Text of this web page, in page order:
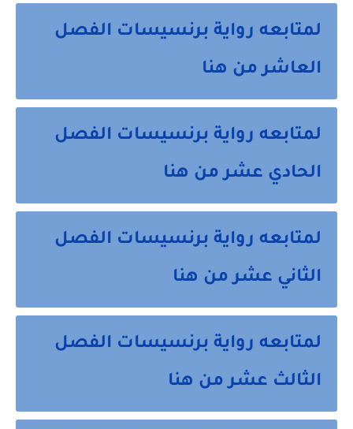
لمتابعه رواية برنسيسات الفصل
العاشر من هنا
لمتابعه رواية برنسيسات الفصل
الحادي عشر من هنا
لمتابعه رواية برنسيسات الفصل
الثاني عشر من هنا
لمتابعه رواية برنسيسات الفصل
الثالث عشر من هنا